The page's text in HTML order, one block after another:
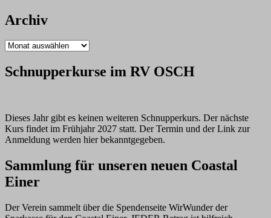
Archiv
Archiv
Schnupperkurse im RV OSCH
Dieses Jahr gibt es keinen weiteren Schnupperkurs. Der nächste
Kurs findet im Frühjahr 2027 statt. Der Termin und der Link zur
Anmeldung werden hier bekanntgegeben.
Sammlung für unseren neuen Coastal
Einer
Der Verein sammelt über die Spendenseite WirWunder der